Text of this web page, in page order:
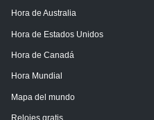
Hora de Australia
Hora de Estados Unidos
Hora de Canadá
Hora Mundial
Mapa del mundo
Relojes gratis